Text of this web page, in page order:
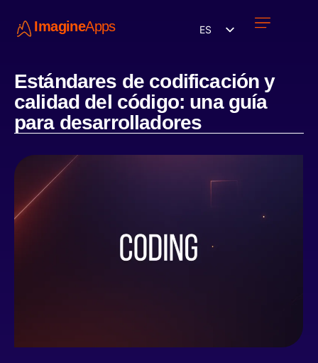
ImagineApps ES
Estándares de codificación y
calidad del código: una guía
para desarrolladores